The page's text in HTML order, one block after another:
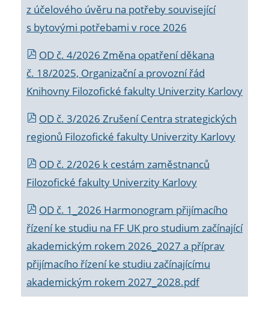
z účelového úvěru na potřeby související
s bytovými potřebami v roce 2026
OD č. 4/2026 Změna opatření děkana
č. 18/2025, Organizační a provozní řád
Knihovny Filozofické fakulty Univerzity Karlovy
OD č. 3/2026 Zrušení Centra strategických
regionů Filozofické fakulty Univerzity Karlovy
OD č. 2/2026 k cestám zaměstnanců
Filozofické fakulty Univerzity Karlovy
OD č. 1_2026 Harmonogram přijímacího
řízení ke studiu na FF UK pro studium začínající
akademickým rokem 2026_2027 a příprav
přijímacího řízení ke studiu začínajícímu
akademickým rokem 2027_2028.pdf